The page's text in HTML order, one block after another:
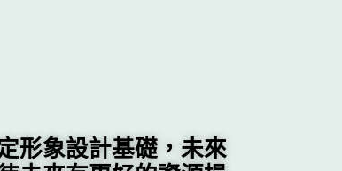
形象設計基礎，未來